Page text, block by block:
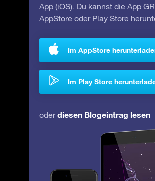
App (iOS). Du kannst die App
AppStore oder Play Store
Im AppStore
Im Play Store
oderdiesen Blogeintrag lesen